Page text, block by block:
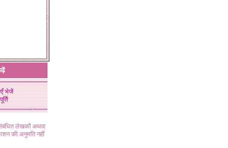
भेजें
लेखकों अथवा
की अनुमति नहीं